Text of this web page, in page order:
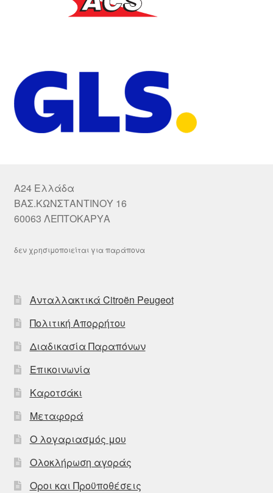
A24 Ελλάδα
ΒΑΣ.ΚΩΝΣΤΑΝΤΙΝΟΥ 16
60063 ΛΕΠΤΟΚΑΡΥΑ
δεν χρησιμοποιείται για παράπονα
Ανταλλακτικά Citroën Peugeot
Πολιτική Απορρήτου
Διαδικασία Παραπόνων
Επικοινωνία
Καροτσάκι
Μεταφορά
Ο λογαριασμός μου
Ολοκλήρωση αγοράς
Οροι και Προϋποθέσεις